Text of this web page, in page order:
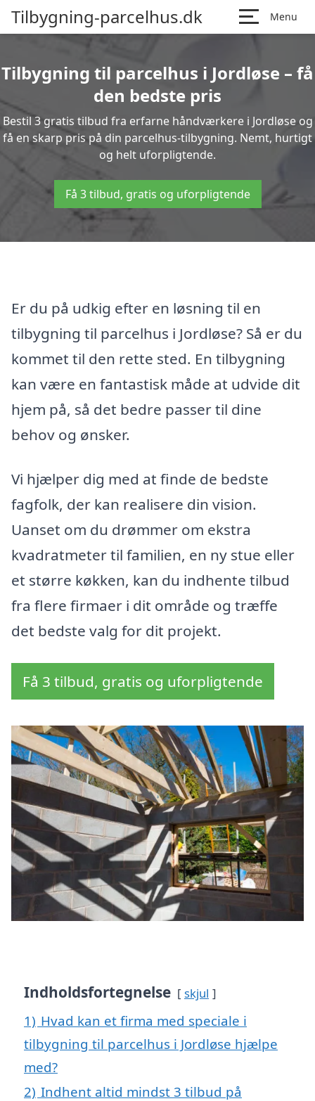
Tilbygning-parcelhus.dk Menu
Tilbygning til parcelhus i Jordløse – få
den bedste pris
Bestil 3 gratis tilbud fra erfarne håndværkere i Jordløse og
få en skarp pris på din parcelhus-tilbygning. Nemt, hurtigt
og helt uforpligtende.
Få 3 tilbud, gratis og uforpligtende
Er du på udkig efter en løsning til en
tilbygning til parcelhus i Jordløse? Så er du
kommet til den rette sted. En tilbygning
kan være en fantastisk måde at udvide dit
hjem på, så det bedre passer til dine
behov og ønsker.
Vi hjælper dig med at finde de bedste
fagfolk, der kan realisere din vision.
Uanset om du drømmer om ekstra
kvadratmeter til familien, en ny stue eller
et større køkken, kan du indhente tilbud
fra flere firmaer i dit område og træffe
det bedste valg for dit projekt.
Få 3 tilbud, gratis og uforpligtende
Indholdsfortegnelse skjul
1) Hvad kan et firma med speciale i
tilbygning til parcelhus i Jordløse hjælpe
med?
2) Indhent altid mindst 3 tilbud på